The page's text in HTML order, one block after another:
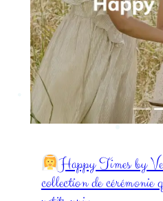
Happy Times by
collection de